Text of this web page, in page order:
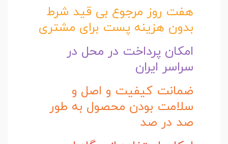
هفت روز مرجوع بی قید شرط
بدون هزینه پست برای مشتری
امکان پرداخت در محل در
سراسر ایران
ضمانت کیفیت و اصل و
سلامت بودن محصول به طور
صد در صد